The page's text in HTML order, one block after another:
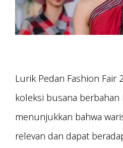
Lurik Pedan Fashion Fair
koleksi busana berbahan
menunjukkan bahwa
relevan dan dapat